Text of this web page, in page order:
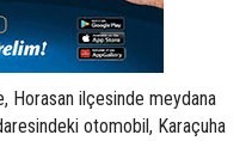
Horasan ilçesinde meydana
otomobil, Karaçuha